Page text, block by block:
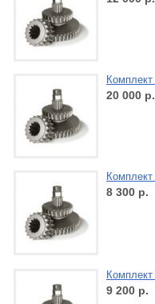
20 000 р.
8 300 р.
9 200 р.